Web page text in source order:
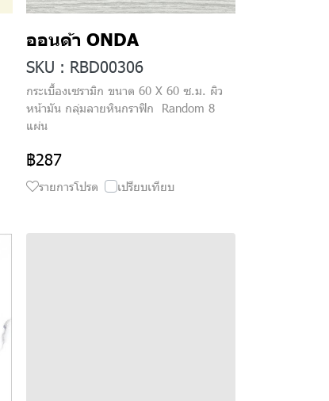
ออนด้า ONDA
SKU : RBD00306
กระเบื้องเซรามิก ขนาด 60 X 60 ซ.ม. ผิว
หน้ามัน กลุ่มลายหินกราฟิก Random 8
แผ่น
฿287
รายการโปรด เปรียบเทียบ